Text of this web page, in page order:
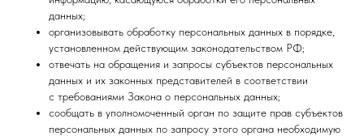
данных;
организовывать обработку персональных данных в порядке,
установленном действующим законодательством РФ;
отвечать на обращения и запросы субъектов персональных
данных и их законных представителей в соответствии
с требованиями Закона о персональных данных;
сообщать в уполномоченный орган по защите прав субъектов
персональных данных по запросу этого органа необходимую